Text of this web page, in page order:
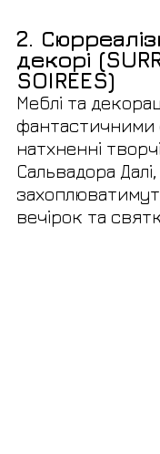
2.
декорі
SOIREES)
Меблі та
натхненні
Сальвадора
вечірок та